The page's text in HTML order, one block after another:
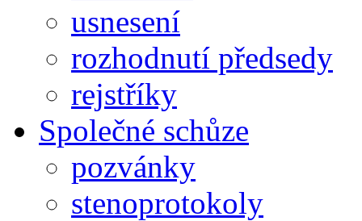
usnesení
rozhodnutí předsedy
rejstříky
Společné schůze
pozvánky
stenoprotokoly